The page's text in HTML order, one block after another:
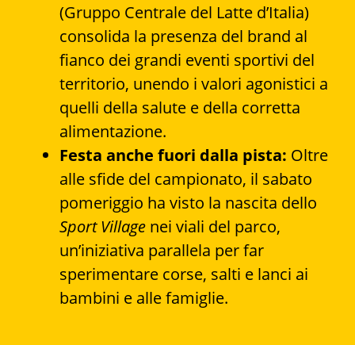
(Gruppo Centrale del Latte d’Italia)
consolida la presenza del brand al
fianco dei grandi eventi sportivi del
territorio, unendo i valori agonistici a
quelli della salute e della corretta
alimentazione.
Festa anche fuori dalla pista: Oltre
alle sfide del campionato, il sabato
pomeriggio ha visto la nascita dello
Sport Village nei viali del parco,
un’iniziativa parallela per far
sperimentare corse, salti e lanci ai
bambini e alle famiglie.